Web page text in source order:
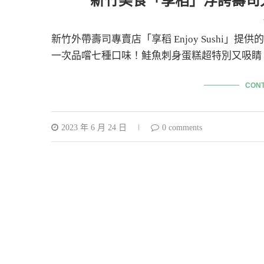
新竹外帶壽司專賣店「享稻 Enjoy Sushi」提供
一次品嚐七種口味！鮭魚刺身蛋糕超特別又吸
2023 年 6 月 24 日 0 comments